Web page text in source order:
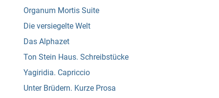
Organum Mortis Suite
Die versiegelte Welt
Das Alphazet
Ton Stein Haus. Schreibstücke
Yagiridia. Capriccio
Unter Brüdern. Kurze Prosa